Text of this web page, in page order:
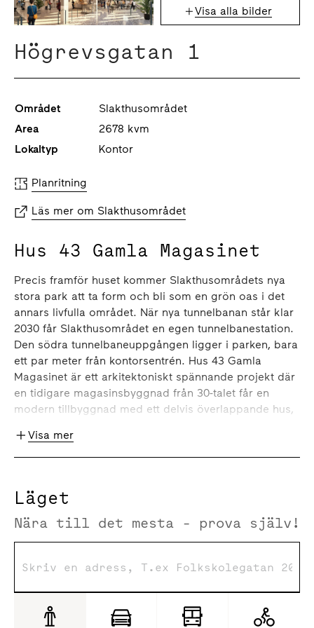
Visa alla bilder
Högrevsgatan 1
Området
Slakthusområdet
Area
2678 kvm
Lokaltyp
Kontor
Planritning
Läs mer om Slakthusområdet
Hus 43 Gamla Magasinet
Precis framför huset kommer Slakthusområdets nya
stora park att ta form och bli som en grön oas i det
annars livfulla området. När nya tunnelbanan står klar
2030 får Slakthusområdet en egen tunnelbanestation.
Den södra tunnelbaneuppgången ligger i parken, bara
ett par meter från kontorsentrén. Hus 43 Gamla
Magasinet är ett arkitektoniskt spännande projekt där
en tidigare magasinsbyggnad från 30-talet får en
modern tillbyggnad med ett delvis överlappande hus,
omvandlas nu till moderna arbetsplatser och i
bottenvåningen finns plats för café och publika
för arbetsplatser med en stor terrass som omsluter
delar av huset. Gamla & Nya Magasinet står klart för
inflytt 2027. Denna lokal ligger i Gamla Magasinet och
Omgivning
kultur och upplevelser. Här växer nya former av
Visa mer
Läget
Nära till det mesta - prova själv!